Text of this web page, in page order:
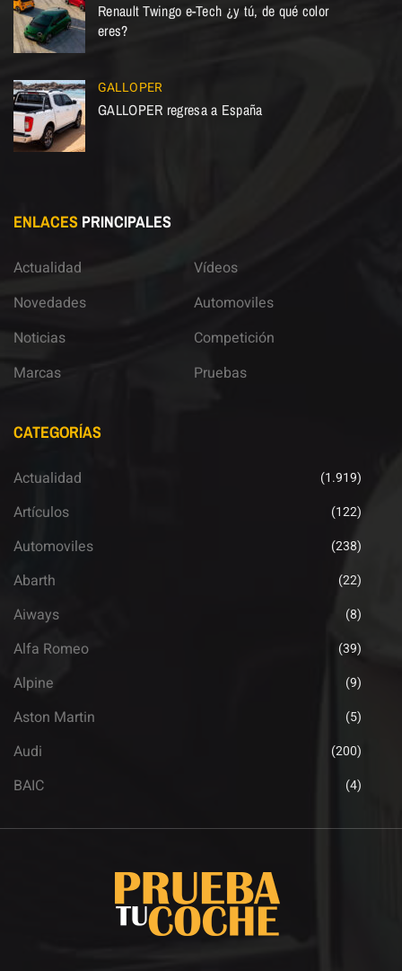
Renault Twingo e-Tech ¿y tú, de qué color
eres?
GALLOPER
GALLOPER regresa a España
ENLACES PRINCIPALES
Actualidad
Novedades
Noticias
Marcas
Vídeos
Automoviles
Competición
Pruebas
CATEGORÍAS
Actualidad (1.919)
Artículos (122)
Automoviles (238)
Abarth (22)
Aiways (8)
Alfa Romeo (39)
Alpine (9)
Aston Martin (5)
Audi (200)
BAIC (4)